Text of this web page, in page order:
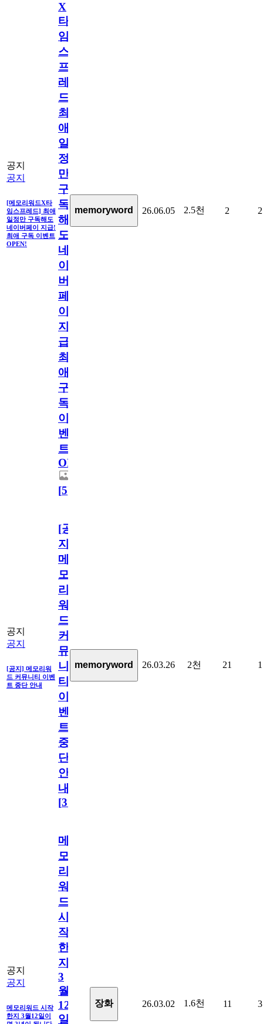
공지
공지
[메모리워드X타
임스프레드] 최애
일정만 구독해도
네이버페이 지급!
최애 구독 이벤트
OPEN!
X
타
임
스
프
레
드]
최
애
일
정
만
구
독
해
도
네
이
버
페
이
지
급!
최
애
구
독
이
벤
트
OPEN!
[5]
memoryword 26.06.05 2.5천 2 2
공지
공지
[공지] 메모리워
드 커뮤니티 이벤
트 중단 안내
[공
지]
메
모
리
워
드
커
뮤
니
티
이
벤
트
중
단
안
내
[31
memoryword 26.03.26 2천 21 1
공지
공지
메모리워드 시작
한지 3월12일이
메
모
리
워
드
시
작
한
지
3
월
12
일
장화 26.03.02 1.6천 11 3